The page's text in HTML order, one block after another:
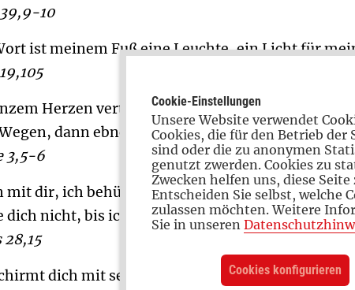
10
ist meinem Fuß eine Leuchte, ein Licht für
Herzen vertrau auf den Herrn, bau nicht auf
dann ebnet er selbst deine Pfade!“
3,5-6
mit dir, ich behüte dich, wohin du auch gehst,
dich nicht, bis ich vollbringe, was ich dir
28,15
dich mit seinen Flügeln, unter seinen
Cookie-Einstellungen
Unsere Website verwendet
Cookies, die für den Betrieb der
sind oder die zu anonymen
genutzt zwerden. Cookies zu
Zwecken helfen uns, diese Seite
Entscheiden Sie selbst, welche
zulassen möchten. Weitere
Sie in unseren
Cookies konfigurieren